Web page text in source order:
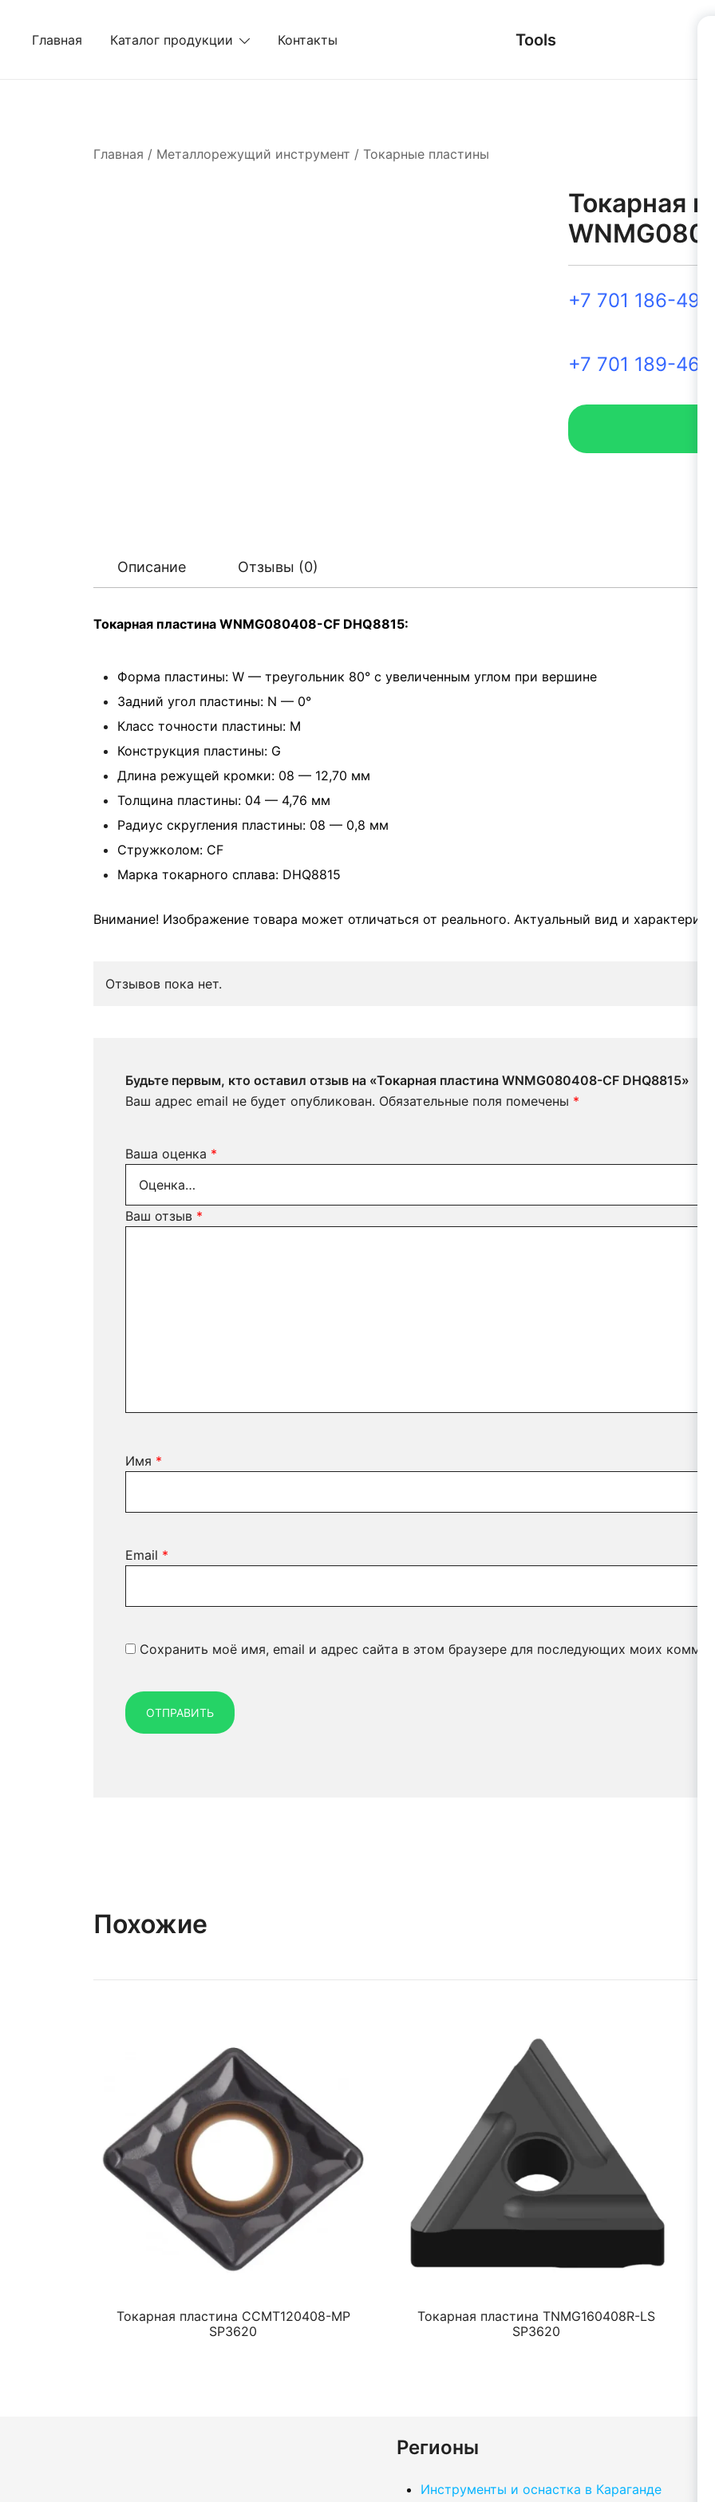
Главная Каталог продукции Контакты Tools
Главная / Металлорежущий инструмент / Токарные пластины
Токарная
+7 701 186-49-
+7 701 189-46-
Описание Отзывы (0)
Токарная пластина WNMG080408-CF DHQ8815:
Форма пластины: W — треугольник 80° с увеличенным углом при вершине
Задний угол пластины: N — 0°
Класс точности пластины: M
Конструкция пластины: G
Длина режущей кромки: 08 — 12,70 мм
Толщина пластины: 04 — 4,76 мм
Радиус скругления пластины: 08 — 0,8 мм
Стружколом: CF
Марка токарного сплава: DHQ8815
Внимание! Изображение товара может отличаться от реального. Актуальный вид и
Отзывов пока нет.
Будьте первым, кто оставил отзыв на «Токарная пластина WNMG080408-CF DHQ8815»
Ваш адрес email не будет опубликован. Обязательные поля помечены *
Ваша оценка *
Ваш отзыв *
Имя *
Email *
Сохранить моё имя, email и адрес сайта в этом браузере для последующих моих
Похожие
Токарная пластина CCMT120408-MP
SP3620
Токарная пластина TNMG160408R-LS
SP3620
Регионы
Инструменты и оснастка в Караганде